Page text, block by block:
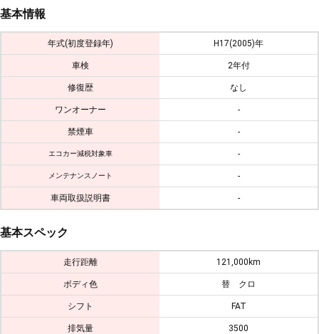
基本情報
年式(初度登録年) H17(2005)年
車検 2年付
修復歴 なし
ワンオーナー -
禁煙車 -
エコカー減税対象車 -
メンテナンスノート -
車両取扱説明書 -
基本スペック
走行距離 121,000km
ボディ色 替 クロ
シフト FAT
排気量 3500